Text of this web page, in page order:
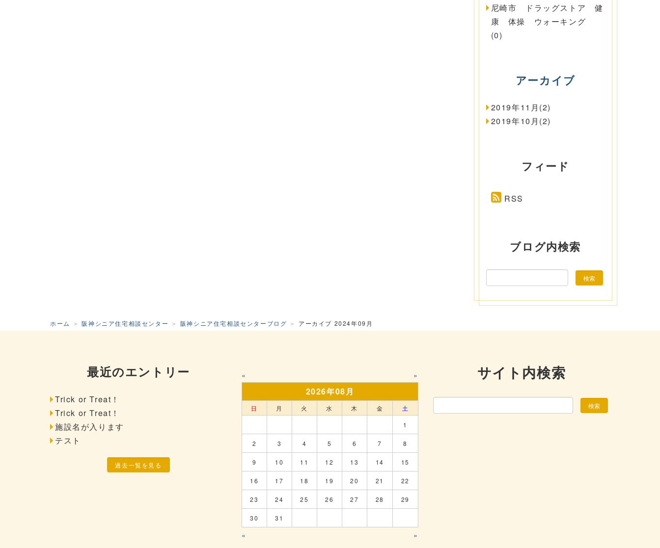
尼崎市 ドラッグストア 健
康 体操 ウォーキング
(0)
アーカイブ
2019年11月(2)
2019年10月(2)
フィード
RSS
ブログ内検索
ホーム 阪神シニア住宅相談センター 阪神シニア住宅相談センターブログ アーカイブ 2024年09月
最近のエントリー
Trick or Treat！
Trick or Treat！
施設名が入ります
テスト
過去一覧を見る
« »
2026年08月
日 月 火 水 木 金
土
1
2 3 4 5 6 7 8
9 10 11 12 13 14 15
16 17 18 19 20 21 22
23 24 25 26 27 28 29
30 31
« »
サイト内検索